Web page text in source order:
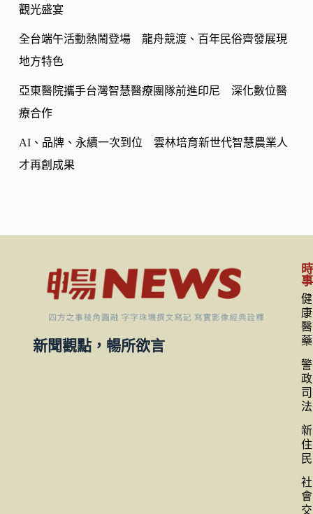
觀光盛宴
全台端午活動熱鬧登場 龍舟競渡、百年民俗齊發展現
地方特色
亞東醫院攜手台灣智慧醫療團隊前進印尼 深化數位醫
療合作
AI、品牌、永續一次到位 雲林培育新世代智慧農業人
才再創成果
新聞觀點，暢所欲言
時
事
健
康
醫
藥
警
政
司
法
新
住
民
社
會
交